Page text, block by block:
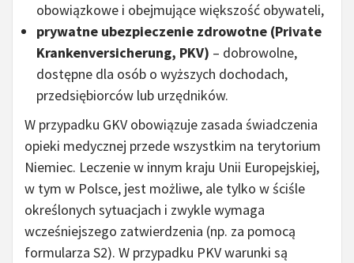
obowiązkowe i obejmujące większość obywateli,
prywatne ubezpieczenie zdrowotne (Private
Krankenversicherung, PKV) – dobrowolne,
dostępne dla osób o wyższych dochodach,
przedsiębiorców lub urzędników.
W przypadku GKV obowiązuje zasada świadczenia
opieki medycznej przede wszystkim na terytorium
Niemiec. Leczenie w innym kraju Unii Europejskiej,
w tym w Polsce, jest możliwe, ale tylko w ściśle
określonych sytuacjach i zwykle wymaga
wcześniejszego zatwierdzenia (np. za pomocą
formularza S2). W przypadku PKV warunki są